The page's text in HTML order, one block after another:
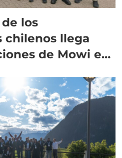
los
chilenos llega
de Mowi en